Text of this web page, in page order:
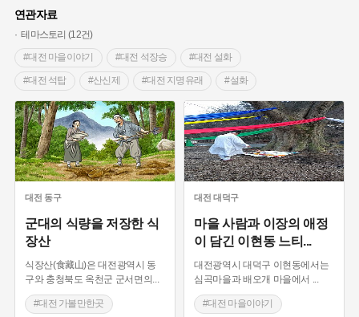
#황해도
#조선역사 #대한애국부인회
#왕건 #전라남도 지명유래 #목민관 #강감찬
#온라인 생활사박물관 #강동구 #제주도설화
#여성독립운동가 #조선시대 문신 #3.1운동 #애민
#김마리아 #여성 독립운동가 #28독립선언 #온달
#문화유산 #노원구 #마을 #전설 #박물관
#경기도설화 #강서구 #공예품 #원호원두표묘역 #용인
#지명유래 #대한민국임시정부
#용인의 전설 #끈기 #산성 #동화 #생활용품
#의병활동 #부산 #항일투쟁
#남자현
연관자료
테마스토리 (12건)
#대전 마을이야기
#대전 석장승 #대전 설화
#대전 석탑 #산신제 #대전 지명유래 #설화
#세시풍속 #대전 #대전 민속놀이
#대전 가볼만한곳
대전 동구
군대의 식량을 저장한 식
장산
식장산(食藏山)은 대전광역시 동
구와 충청북도 옥천군 군서면의
#대전 가볼만한곳
대전 대덕구
마을 사람과 이장의 애정
이 담긴 이현동 느티 ...
대전광역시 대덕구 이현동에서는
심곡마을과 배오개 마을에서
#대전 마을이야기